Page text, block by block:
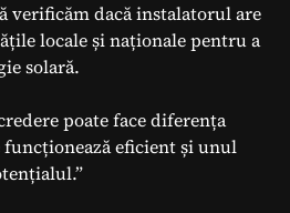
verificăm dacă instalatorul are
locale și naționale pentru a
solară.
poate face diferența
eficient și unul